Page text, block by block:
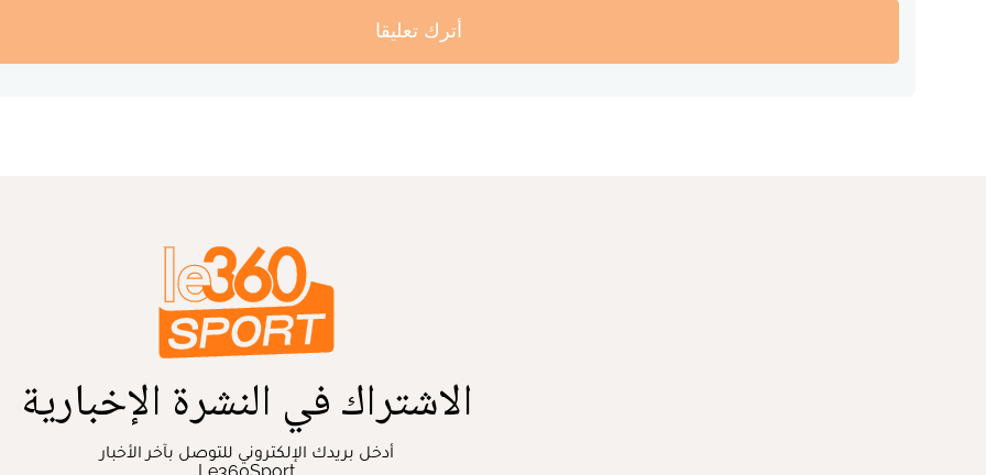
أترك تعليقا
الاشتراك في النشرة الإخبارية
أدخل بريدك الإلكتروني للتوصل بآخر الأخبار
Le360Sport